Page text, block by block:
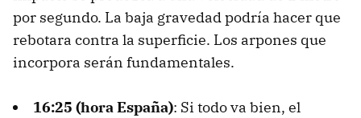
por segundo. La baja gravedad podría hacer que
rebotara contra la superficie. Los arpones que
incorpora serán fundamentales.
16:25 (hora España): Si todo va bien, el